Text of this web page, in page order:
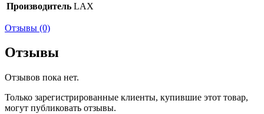
Производитель LAX
Отзывы (0)
Отзывы
Отзывов пока нет.
Только зарегистрированные клиенты, купившие этот товар,
могут публиковать отзывы.